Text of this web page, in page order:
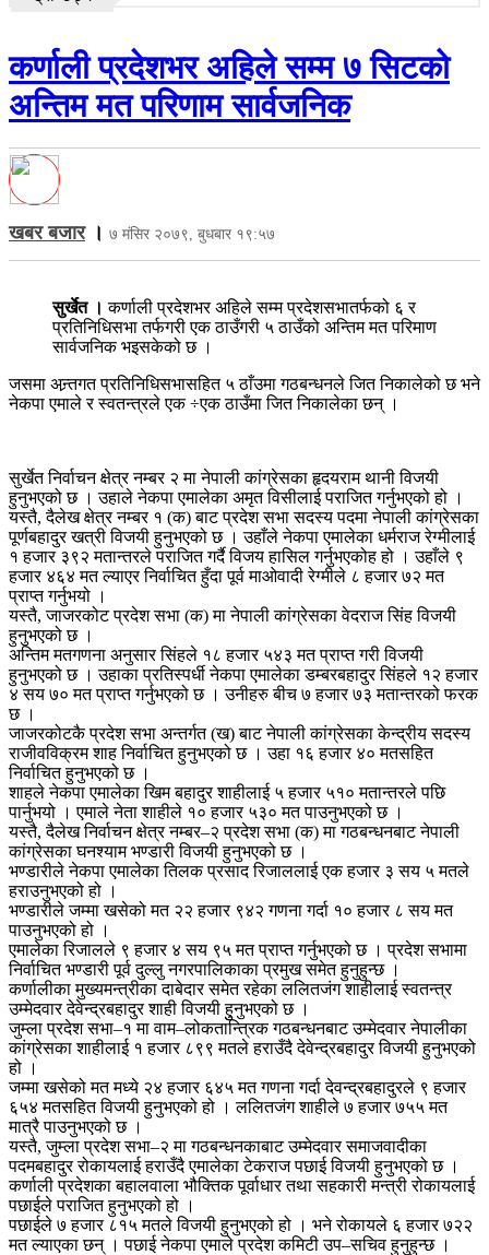
कर्णाली प्रदेशभर अहिले सम्म ७ सिटको
अन्तिम मत परिणाम सार्वजनिक
खबर बजार। ७ मंसिर २०७९, बुधबार १९:५७
सुर्खेत । कर्णाली प्रदेशभर अहिले सम्म प्रदेशसभातर्फको ६ र
प्रतिनिधिसभा तर्फगरी एक ठाउँगरी ५ ठाउँको अन्तिम मत परिमाण
सार्वजनिक भइसकेको छ ।
जसमा अन्र्तगत प्रतिनिधिसभासहित ५ ठाँउमा गठबन्धनले जित निकालेको छ भने
नेकपा एमाले र स्वतन्त्रले एक ÷एक ठाउँमा जित निकालेका छन् ।
सुर्खेत निर्वाचन क्षेत्र नम्बर २ मा नेपाली कांग्रेसका हृदयराम थानी विजयी
हुनुभएको छ । उहाले नेकपा एमालेका अमृत विसीलाई पराजित गर्नुभएको हो ।
यस्तै, दैलेख क्षेत्र नम्बर १ (क) बाट प्रदेश सभा सदस्य पदमा नेपाली कांग्रेसका
पूर्णबहादुर खत्री विजयी हुनुभएको छ । उहाँले नेकपा एमालेका धर्मराज रेग्मीलाई
१ हजार ३९२ मतान्तरले पराजित गर्दै विजय हासिल गर्नुभएकोह हो । उहाँले ९
हजार ४६४ मत ल्याएर निर्वाचित हुँदा पूर्व माओवादी रेग्मीले ८ हजार ७२ मत
प्राप्त गर्नुभयो ।
यस्तै, जाजरकोट प्रदेश सभा (क) मा नेपाली कांग्रेसका वेदराज सिंह विजयी
हुनुभएको छ ।
अन्तिम मतगणना अनुसार सिंहले १८ हजार ५४३ मत प्राप्त गरी विजयी
हुनुभएको छ । उहाका प्रतिस्पर्धी नेकपा एमालेका डम्बरबहादुर सिंहले १२ हजार
४ सय ७० मत प्राप्त गर्नुभएको छ । उनीहरु बीच ७ हजार ७३ मतान्तरको फरक
छ ।
जाजरकोटकै प्रदेश सभा अन्तर्गत (ख) बाट नेपाली कांग्रेसका केन्द्रीय सदस्य
राजीवविक्रम शाह निर्वाचित हुनुभएको छ । उहा १६ हजार ४० मतसहित
निर्वाचित हुनुभएको छ ।
शाहले नेकपा एमालेका खिम बहादुर शाहीलाई ५ हजार ५१० मतान्तरले पछि
पार्नुभयो । एमाले नेता शाहीले १० हजार ५३० मत पाउनुभएको छ ।
यस्तै, दैलेख निर्वाचन क्षेत्र नम्बर–२ प्रदेश सभा (क) मा गठबन्धनबाट नेपाली
कांग्रेसका घनश्याम भण्डारी विजयी हुनुभएको छ ।
भण्डारीले नेकपा एमालेका तिलक प्रसाद रिजाललाई एक हजार ३ सय ५ मतले
हराउनुभएको हो ।
भण्डारीले जम्मा खसेको मत २२ हजार ९४२ गणना गर्दा १० हजार ८ सय मत
पाउनुभएको हो ।
एमालेका रिजालले ९ हजार ४ सय ९५ मत प्राप्त गर्नुभएको छ । प्रदेश सभामा
निर्वाचित भण्डारी पूर्व दुल्लु नगरपालिकाका प्रमुख समेत हुनुहुन्छ ।
कर्णालीका मुख्यमन्त्रीका दाबेदार समेत रहेका ललितजंग शाहीलाई स्वतन्त्र
उम्मेदवार देवेन्द्रबहादुर शाही विजयी हुुनुभएको छ ।
जुम्ला प्रदेश सभा–१ मा वाम–लोकतान्त्रिक गठबन्धनबाट उम्मेदवार नेपालीका
कांग्रेसका शाहीलाई १ हजार ८९९ मतले हराउँदै देवेन्द्रबहादुर विजयी हुनुभएको
हो ।
जम्मा खसेको मत मध्ये २४ हजार ६४५ मत गणना गर्दा देवन्द्रबहादुरले ९ हजार
६५४ मतसहित विजयी हुनुभएको हो । ललितजंग शाहीले ७ हजार ७५५ मत
मात्रै पाउनुभएको छ ।
यस्तै, जुम्ला प्रदेश सभा–२ मा गठबन्धनकाबाट उम्मेदवार समाजवादीका
पदमबहादुर रोकायलाई हराउँदै एमालेका टेकराज पछाई विजयी हुनुभएको छ ।
कर्णाली प्रदेशका बहालवाला भौक्तिक पूर्वाधार तथा सहकारी मन्त्री रोकायलाई
पछाईले पराजित हुनुभएको हो ।
पछाईले ७ हजार ८१५ मतले विजयी हुनुभएको हो । भने रोकायले ६ हजार ७२२
मत ल्याएका छन् । पछाई नेकपा एमाले प्रदेश कमिटी उप–सचिव हुनुहुन्छ ।